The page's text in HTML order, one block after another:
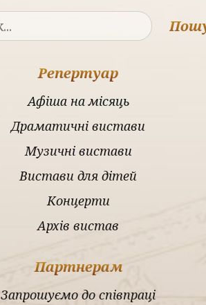
Репертуар
Афіша на місяць
Драматичні вистави
Музичні вистави
Вистави для дітей
Концерти
Архів вистав
Партнерам
Запрошуємо до співпраці